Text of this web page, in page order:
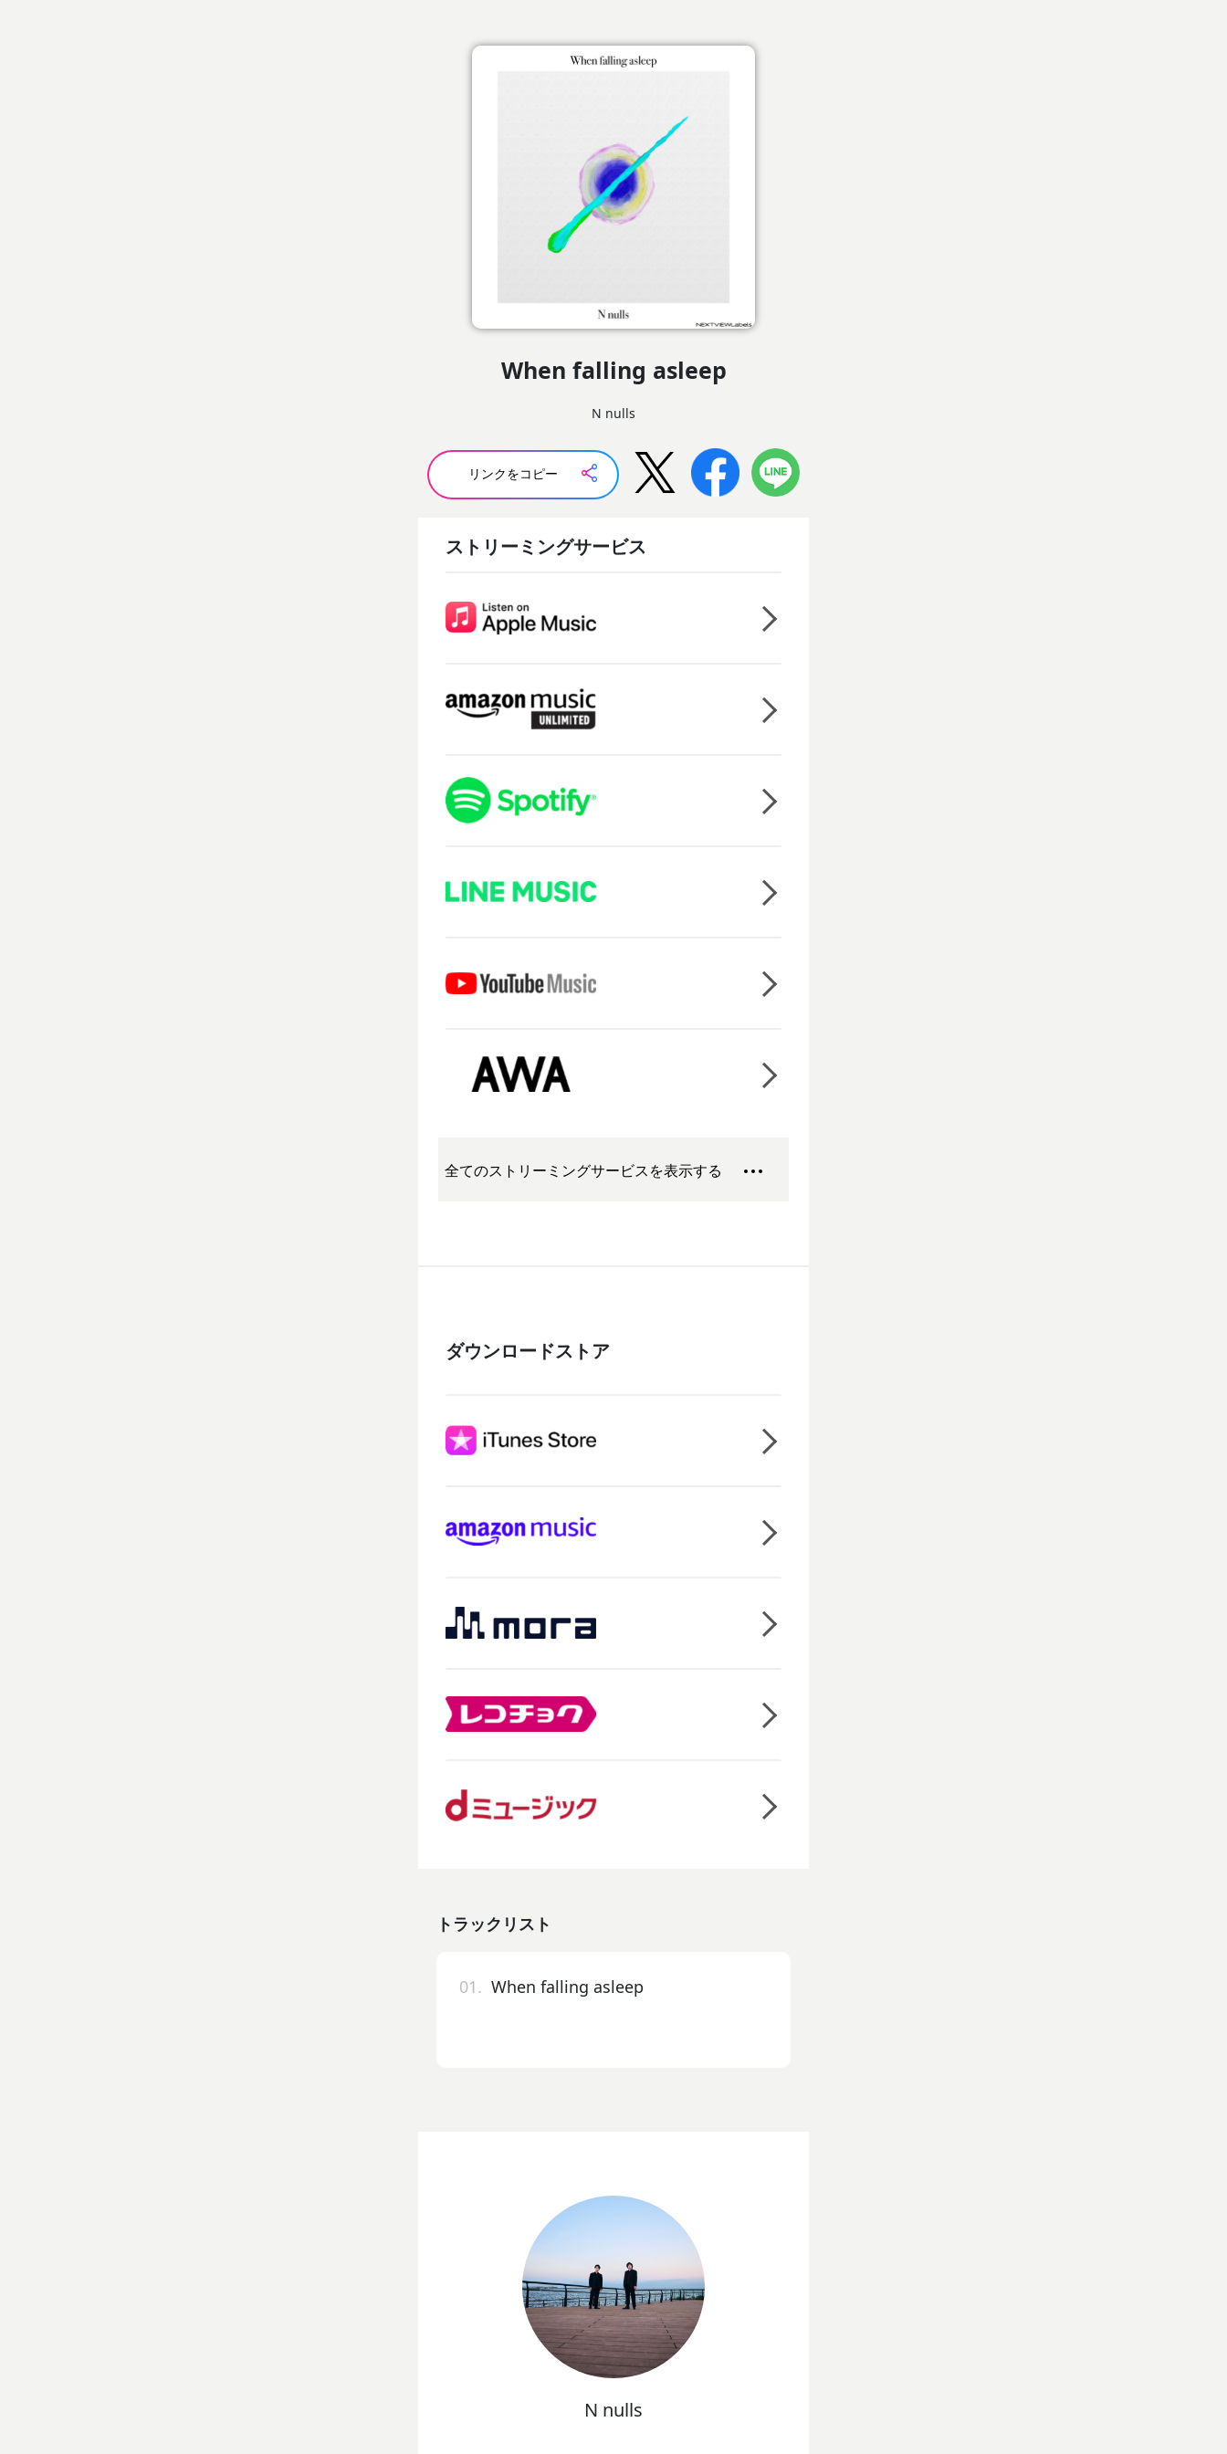
When falling asleep
N nulls
リンクをコピー
ストリーミングサービス
全てのストリーミングサービスを表示する
ダウンロードストア
トラックリスト
01. When falling asleep
N nulls